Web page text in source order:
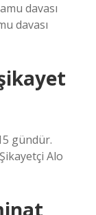
davası
davası
gündür.
Alo